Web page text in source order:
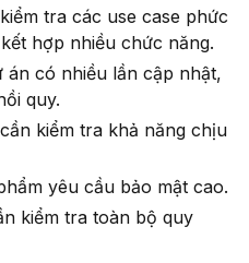
tra các use case phức
hợp nhiều chức năng.
án có nhiều lần cập nhật,
quy.
kiểm tra khả năng chịu
yêu cầu bảo mật cao.
kiểm tra toàn bộ quy